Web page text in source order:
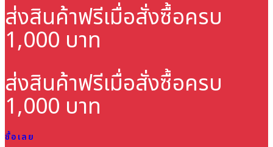
ส่งสินค้าฟรีเมื่อสั่งซื้อครบ
1,000 บาท
ส่งสินค้าฟรีเมื่อสั่งซื้อครบ
1,000 บาท
ซื้อเลย